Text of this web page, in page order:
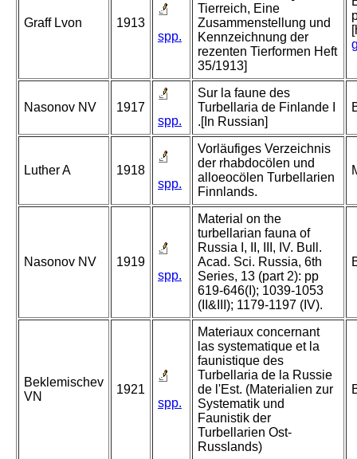
Graff Lvon
1913
spp.
Tierreich, Eine
Zusammenstellung und
Kennzeichnung der
rezenten Tierformen Heft
35/1913]
Nasonov NV
1917
spp.
Sur la faune des
Turbellaria de Finlande I
.[In Russian]
Luther A
1918
spp.
Vorläufiges Verzeichnis
der rhabdocölen und
alloeocölen Turbellarien
Finnlands.
Nasonov NV
1919
spp.
Material on the
turbellarian fauna of
Russia I, II, III, IV. Bull.
Acad. Sci. Russia, 6th
Series, 13 (part 2): pp
619-646(I); 1039-1053
(II&III); 1179-1197 (IV).
Beklemischev
VN
1921
spp.
Materiaux concernant
las systematique et la
faunistique des
Turbellaria de la Russie
de l'Est. (Materialien zur
Systematik und
Faunistik der
Turbellarien Ost-
Russlands)